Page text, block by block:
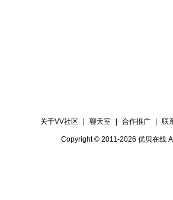
关于VV社区 聊天室 合作推广 联
Copyright © 2011-2026 优贝在线